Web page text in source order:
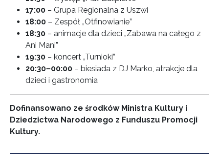
17:00 – Grupa Regionalna z Uszwi
18:00 – Zespół „Otfinowianie”
18:30 – animacje dla dzieci „Zabawa na całego z
Ani Mani”
19:30 – koncert „Turnioki”
20:30–00:00 – biesiada z DJ Marko, atrakcje dla
dzieci i gastronomia
Dofinansowano ze środków Ministra Kultury i
Dziedzictwa Narodowego z Funduszu Promocji
Kultury.